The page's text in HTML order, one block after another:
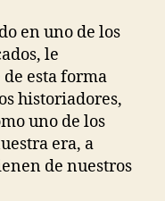
en uno de los
le
esta forma
historiadores,
uno de los
era, a
de nuestros